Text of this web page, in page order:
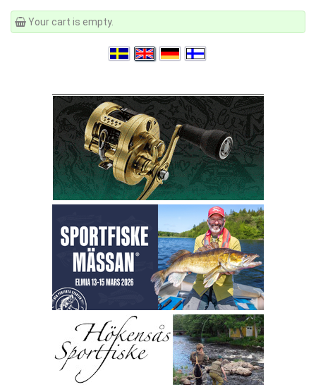
Your cart is empty.